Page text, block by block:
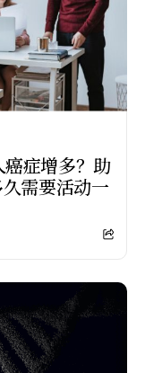
症增多？助
需要活动一